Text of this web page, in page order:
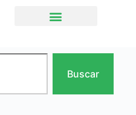
Buscar